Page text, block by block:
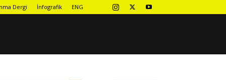
Dergi İnfografik ENG